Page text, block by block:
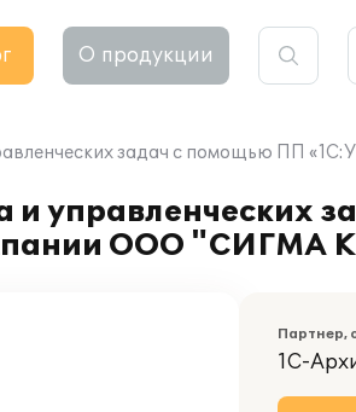
О продукции
задач с помощью ПП
и управленческих
ООО "СИГМА
Партнер,
1С-